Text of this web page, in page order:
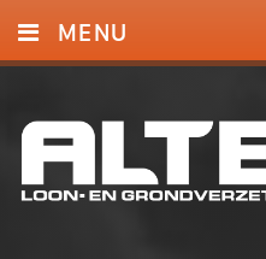
MENU
VERSNIPPEREN
GRONDWERK